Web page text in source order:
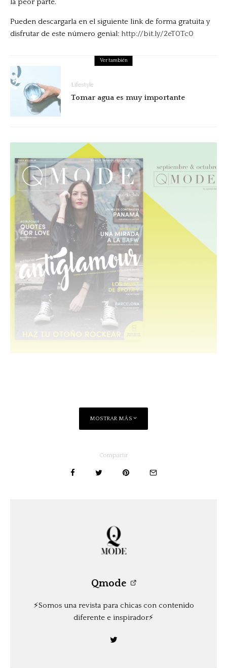
la peor parte.
Pueden descargarla en el siguiente link de forma gratuita y
disfrutar de este número genial: http://bit.ly/2eT0Tc0
Ver también
Lifestyle
Tomar agua es muy importante
MOSTRAR MÁS
Compartir
Qmode
⚡️Somos una revista para chicas con contenido
diferente e inspirador⚡️